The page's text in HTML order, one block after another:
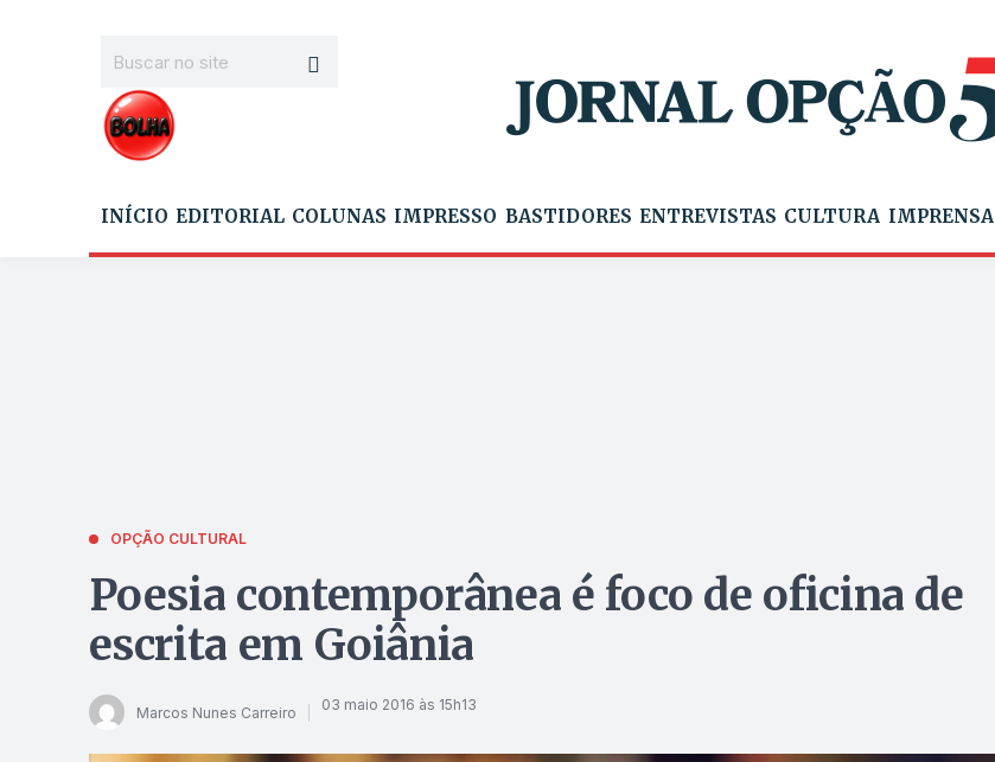
INÍCIO EDITORIAL COLUNAS IMPRESSO BASTIDORES ENTREVISTAS CULTURA IMPRENSA
OPÇÃO CULTURAL
Poesia contemporânea é foco de oficina de
escrita em Goiânia
Marcos Nunes Carreiro 03 maio 2016 às 15h13